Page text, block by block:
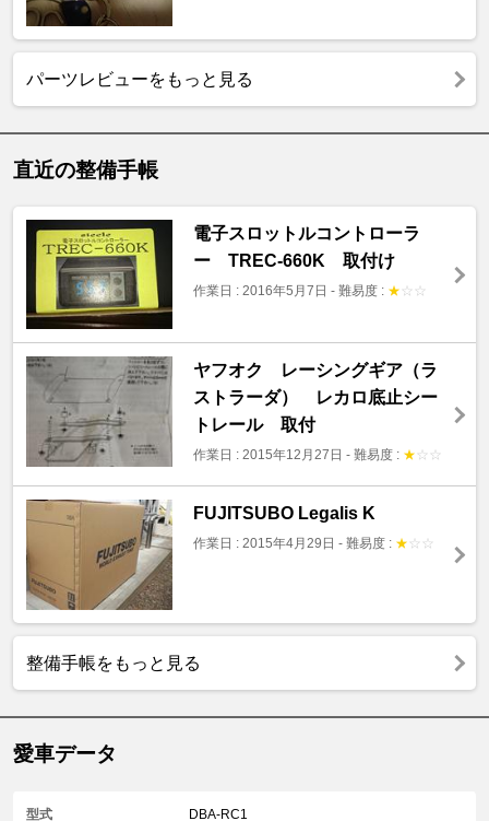
パーツレビューをもっと見る
直近の整備手帳
電子スロットルコントローラ
ー TREC‐660K 取付け
作業日 : 2016年5月7日 - 難易度 : ★ ☆ ☆
ヤフオク レーシングギア（ラ
ストラーダ） レカロ底止シー
トレール 取付
作業日 : 2015年12月27日 - 難易度 : ★ ☆ ☆
FUJITSUBO Legalis K
作業日 : 2015年4月29日 - 難易度 : ★ ☆ ☆
整備手帳をもっと見る
愛車データ
型式 DBA-RC1